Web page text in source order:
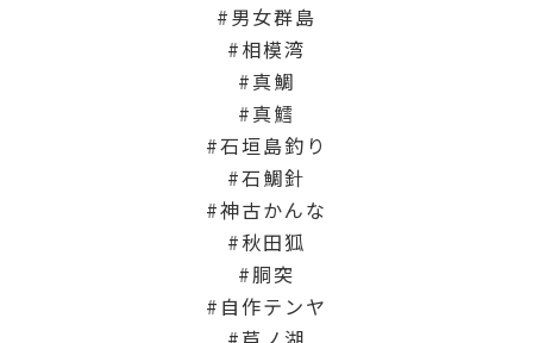
男女群島
相模湾
真鯛
真鱈
石垣島釣り
石鯛針
神古かんな
秋田狐
胴突
自作テンヤ